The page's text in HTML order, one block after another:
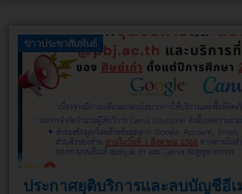
ข่าวประชาสัมพันธ์
ประกาศยุติบริการและลบบัญชีอี
Previous